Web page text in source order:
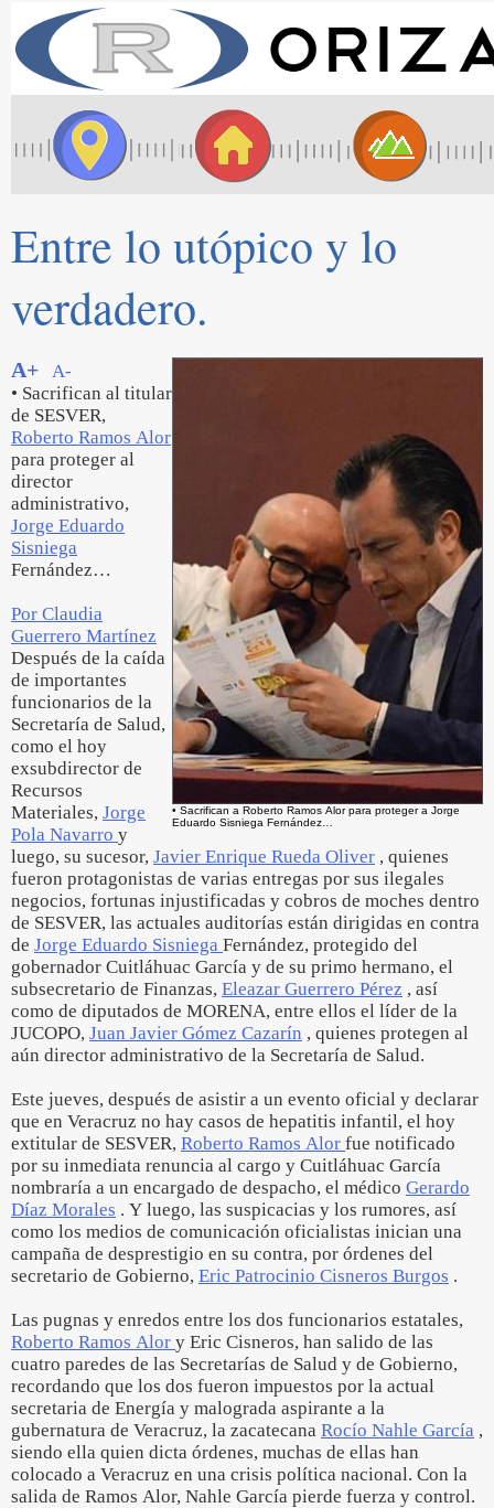
Entre lo utópico y lo
verdadero.
• Sacrifican a Roberto Ramos Alor para proteger a Jorge
Eduardo Sisniega Fernández…
A+
A-
• Sacrifican al titular
de SESVER,
Roberto Ramos Alor
para proteger al
director
administrativo,
Jorge Eduardo
Sisniega
Fernández…
Por Claudia
Guerrero Martínez
Después de la caída
de importantes
funcionarios de la
Secretaría de Salud,
como el hoy
exsubdirector de
Recursos
Materiales, Jorge
Pola Navarro y
luego, su sucesor, Javier Enrique Rueda Oliver , quienes
fueron protagonistas de varias entregas por sus ilegales
negocios, fortunas injustificadas y cobros de moches dentro
de SESVER, las actuales auditorías están dirigidas en contra
de Jorge Eduardo Sisniega Fernández, protegido del
gobernador Cuitláhuac García y de su primo hermano, el
subsecretario de Finanzas, Eleazar Guerrero Pérez , así
como de diputados de MORENA, entre ellos el líder de la
JUCOPO, Juan Javier Gómez Cazarín , quienes protegen al
aún director administrativo de la Secretaría de Salud.
Este jueves, después de asistir a un evento oficial y declarar
que en Veracruz no hay casos de hepatitis infantil, el hoy
extitular de SESVER, Roberto Ramos Alor fue notificado
por su inmediata renuncia al cargo y Cuitláhuac García
nombraría a un encargado de despacho, el médico Gerardo
Díaz Morales . Y luego, las suspicacias y los rumores, así
como los medios de comunicación oficialistas inician una
campaña de desprestigio en su contra, por órdenes del
secretario de Gobierno, Eric Patrocinio Cisneros Burgos .
Las pugnas y enredos entre los dos funcionarios estatales,
Roberto Ramos Alor y Eric Cisneros, han salido de las
cuatro paredes de las Secretarías de Salud y de Gobierno,
recordando que los dos fueron impuestos por la actual
secretaria de Energía y malograda aspirante a la
gubernatura de Veracruz, la zacatecana Rocío Nahle García ,
siendo ella quien dicta órdenes, muchas de ellas han
colocado a Veracruz en una crisis política nacional. Con la
salida de Ramos Alor, Nahle García pierde fuerza y control.